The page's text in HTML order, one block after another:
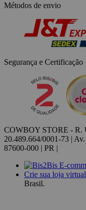
Métodos de envio
Segurança e Certificação
COWBOY STORE - R.
20.489.664/0001-73 |
87600-000 | PR |
Crie sua loja virtual
Brasil.